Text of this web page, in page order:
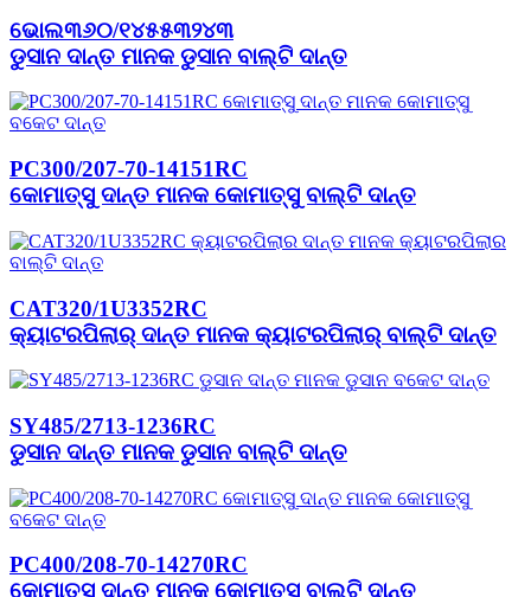
ଭୋଲ୩୬୦/୧୪୫୫୩୨୪୩
ଡୁସାନ ଦାନ୍ତ ମାନକ ଡୁସାନ ବାଲ୍ଟି ଦାନ୍ତ
PC300/207-70-14151RC
କୋମାତ୍ସୁ ଦାନ୍ତ ମାନକ କୋମାତ୍ସୁ ବାଲ୍ଟି ଦାନ୍ତ
CAT320/1U3352RC
କ୍ୟାଟରପିଲାର୍ ଦାନ୍ତ ମାନକ କ୍ୟାଟରପିଲାର୍ ବାଲ୍ଟି ଦାନ୍ତ
SY485/2713-1236RC
ଡୁସାନ ଦାନ୍ତ ମାନକ ଡୁସାନ ବାଲ୍ଟି ଦାନ୍ତ
PC400/208-70-14270RC
କୋମାତ୍ସୁ ଦାନ୍ତ ମାନକ କୋମାତ୍ସୁ ବାଲ୍ଟି ଦାନ୍ତ